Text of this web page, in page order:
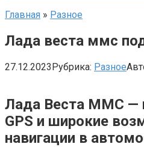
Главная » Разное
Лада веста ммс
27.12.2023Рубрика: Разное
Лада Веста ММС —
GPS и широкие
навигации в